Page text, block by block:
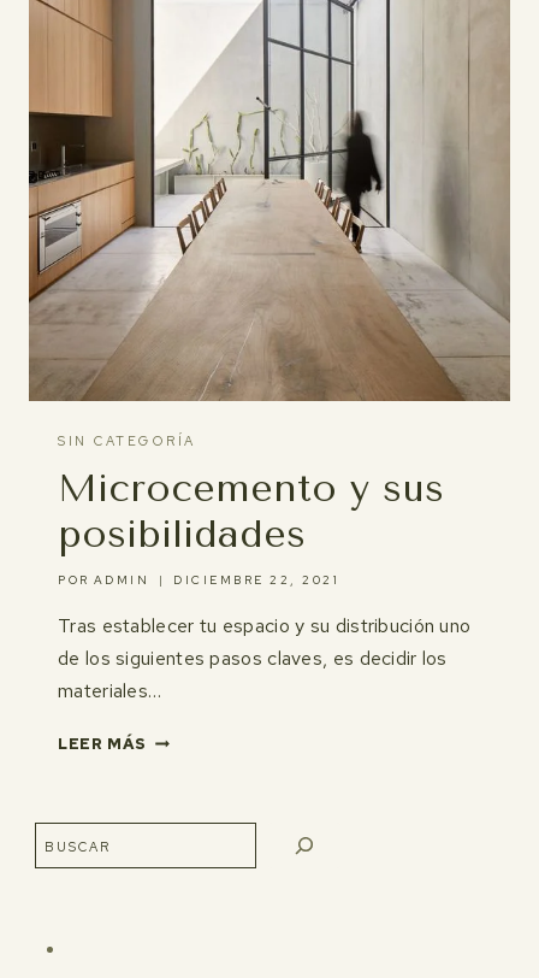
SIN CATEGORÍA
Microcemento y sus
posibilidades
POR ADMIN DICIEMBRE 22, 2021
Tras establecer tu espacio y su distribución uno
de los siguientes pasos claves, es decidir los
materiales…
LEER MÁS MICROCEMENTO
Buscar